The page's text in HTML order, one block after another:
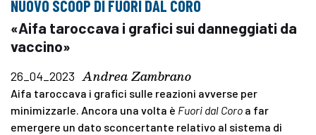
NUOVO SCOOP DI FUORI DAL CORO
«Aifa taroccava i grafici sui danneggiati da
vaccino»
26_04_2023 Andrea Zambrano
Aifa taroccava i grafici sulle reazioni avverse per
minimizzarle. Ancora una volta è Fuori dal Coro a far
emergere un dato sconcertante relativo al sistema di